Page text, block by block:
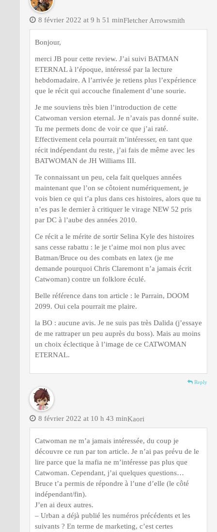
Fletcher Arrowsmith
8 février 2022 at 9 h 51 min
Bonjour,
merci JB pour cette review. J’ai suivi BATMAN
ETERNAL à l’époque, intéressé par la lecture
hebdomadaire. A l’arrivée je retiens plus l’expérience
que le récit qui accouche finalement d’une sourie.
Je me souviens très bien l’introduction de cette
Catwoman version eternal. Je n’avais pas donné suite.
Tu me permets donc de voir ce que j’ai raté.
Effectivement cela pourrait m’intéresser, en tant que
récit indépendant du reste, j’ai fais de même avec les
BATWOMAN de JH Williams III.
Te connaissant un peu, cela fait quelques années
maintenant que l’on se côtoient numériquement, je
vois bien ce qui t’a plus dans ces histoires, alors que tu
n’es pas le dernier à critiquer le virage NEW 52 pris
par DC à l’aube des années 2010.
Ce récit a le mérite de sortir Selina Kyle des histoires
sans cesse rabattu : le je t’aime moi non plus avec
Batman/Bruce ou des combats en latex (je me
demande pourquoi Chris Claremont n’a jamais écrit
Catwoman) contre un folklore éculé.
Belle référence dans ton article : le Parrain, DOOM
2099. Oui cela pourrait me plaire.
la BO : aucune avis. Je ne suis pas très Dalida (j’essaye
de me rattraper un peu auprès du boss). Mais au moins
un choix éclectique à l’image de ce CATWOMAN
ETERNAL.
Reply
Kaori
8 février 2022 at 10 h 43 min
Catwoman ne m’a jamais intéressée, du coup je
découvre ce run par ton article. Je n’ai pas prévu de le
lire parce que la mafia ne m’intéresse pas plus que
Catwoman. Cependant, j’ai quelques questions…
Bruce t’a permis de répondre à l’une d’elle (le côté
indépendant/fin).
J’en ai deux autres.
– Urban a déjà publié les numéros précédents et les
suivants ? En terme de marketing, c’est certes